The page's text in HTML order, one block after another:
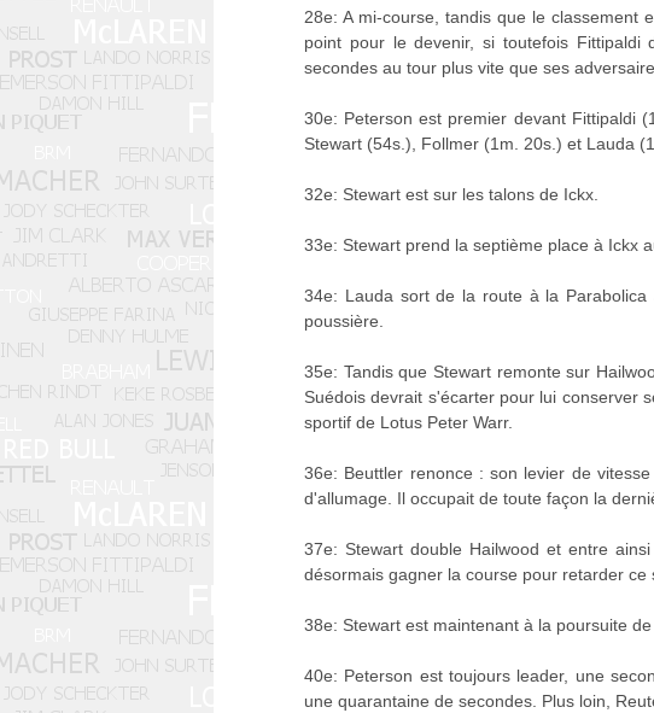
28e: A mi-course, tandis que le classement
point pour le devenir, si toutefois Fittipaldi
secondes au tour plus vite que ses
30e: Peterson est premier devant Fittipaldi
Stewart (54s.), Follmer (1m. 20s.) et Lauda
32e: Stewart est sur les talons de Ickx.
33e: Stewart prend la septième place à Ickx
34e: Lauda sort de la route à la
poussière.
35e: Tandis que Stewart remonte sur
Suédois devrait s'écarter pour lui conserver
sportif de Lotus Peter Warr.
36e: Beuttler renonce : son levier de
d'allumage. Il occupait de toute façon la
37e: Stewart double Hailwood et entre
désormais gagner la course pour retarder ce
38e: Stewart est maintenant à la poursuite
40e: Peterson est toujours leader, une
une quarantaine de secondes. Plus loin,